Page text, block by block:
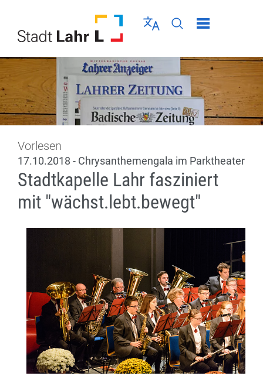
Sprache wählen
Seiten-Suche
Menü schließen
Vorlesen
17.10.2018 - Chrysanthemengala im Parktheater
Stadtkapelle Lahr fasziniert
mit "wächst.lebt.bewegt"